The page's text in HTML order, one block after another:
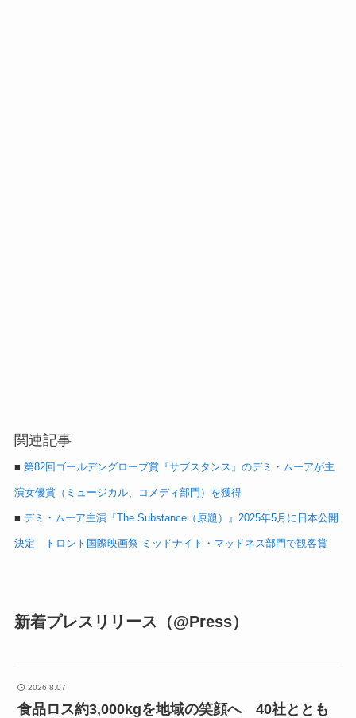
関連記事
■ 第82回ゴールデングローブ賞『サブスタンス』のデミ・ムーアが主
演女優賞（ミュージカル、コメディ部門）を獲得
■ デミ・ムーア主演『The Substance（原題）』2025年5月に日本公開
決定 トロント国際映画祭 ミッドナイト・マッドネス部門で観客賞
新着プレスリリース（@Press）
2026.8.07
食品ロス約3,000kgを地域の笑顔へ 40社ととも